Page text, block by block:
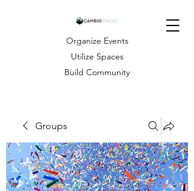
Organize Events
Utilize Spaces
Build Community
Groups